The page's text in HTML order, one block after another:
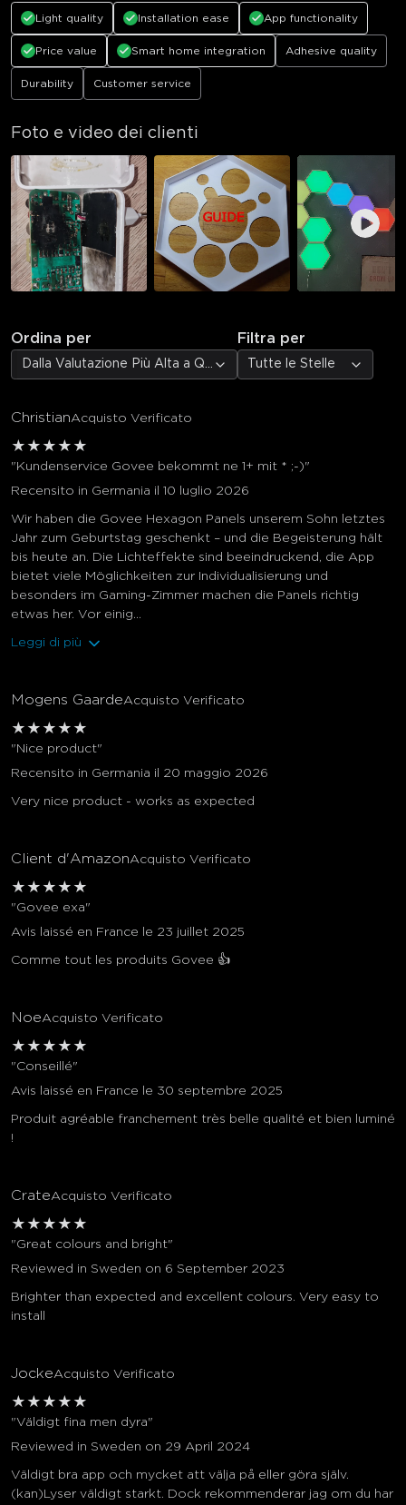
Light quality Installation ease App functionality
Price value Smart home integration Adhesive quality
Durability Customer service
Foto e video dei clienti
Ordina per
Dalla Valutazione Più Alta a Quella Più Bassa
Filtra per
Tutte le Stelle
ChristianAcquisto Verificato
★ ★ ★ ★ ★
"Kundenservice Govee bekommt ne 1+ mit * ;-)"
Recensito in Germania il 10 luglio 2026
Wir haben die Govee Hexagon Panels unserem Sohn letztes
Jahr zum Geburtstag geschenkt – und die Begeisterung hält
bis heute an. Die Lichteffekte sind beeindruckend, die App
bietet viele Möglichkeiten zur Individualisierung und
besonders im Gaming-Zimmer machen die Panels richtig
etwas her. Vor einig...
Leggi di più
Mogens GaardeAcquisto Verificato
★ ★ ★ ★ ★
"Nice product"
Recensito in Germania il 20 maggio 2026
Very nice product - works as expected
Client d'AmazonAcquisto Verificato
★ ★ ★ ★ ★
"Govee exa"
Avis laissé en France le 23 juillet 2025
Comme tout les produits Govee 👍
NoeAcquisto Verificato
★ ★ ★ ★ ★
"Conseillé"
Avis laissé en France le 30 septembre 2025
Produit agréable franchement très belle qualité et bien luminé
!
CrateAcquisto Verificato
★ ★ ★ ★ ★
"Great colours and bright"
Reviewed in Sweden on 6 September 2023
Brighter than expected and excellent colours. Very easy to
install
JockeAcquisto Verificato
★ ★ ★ ★ ★
"Väldigt fina men dyra"
Reviewed in Sweden on 29 April 2024
Väldigt bra app och mycket att välja på eller göra själv.
(kan)Lyser väldigt starkt. Dock rekommenderar jag om du har